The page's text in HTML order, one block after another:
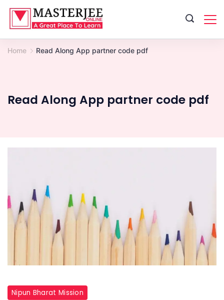
Skip
content
Home Read Along App partner code pdf
Read Along App partner code pdf
Nipun Bharat Mission